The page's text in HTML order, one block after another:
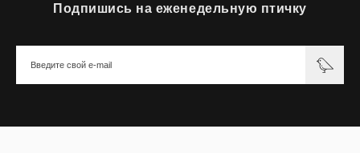
Подпишись на еженедельную птичку